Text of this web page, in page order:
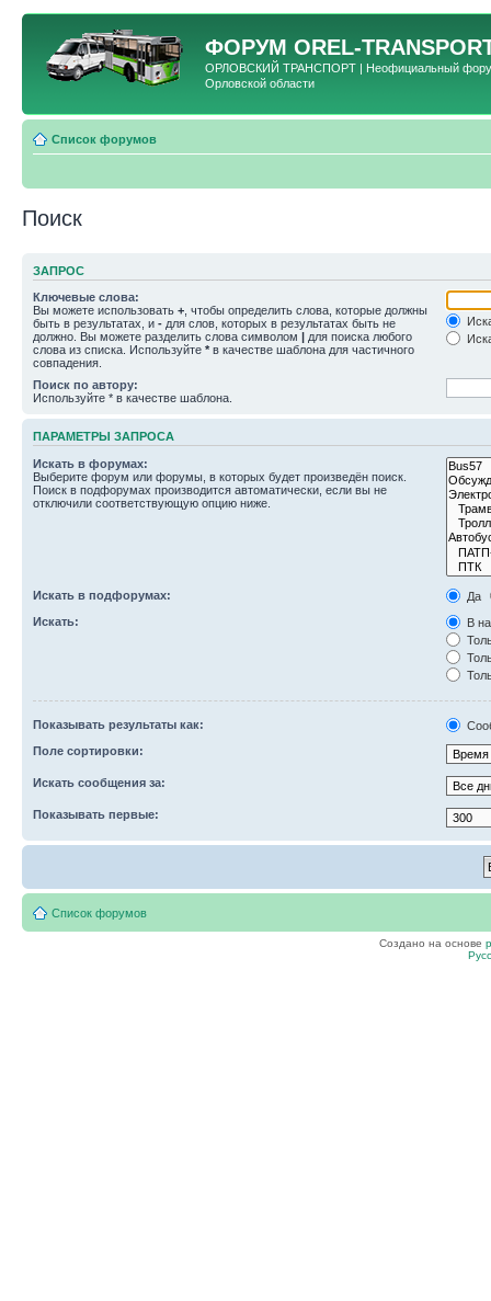
ФОРУМ OREL-
ОРЛОВСКИЙ ТРАНСПОРТ | Неофициальный форум
Орловской области
Список форумов
Поиск
ЗАПРОС
Ключевые слова:
Вы можете использовать + , чтобы определить слова, которые должны
быть в результатах, и - для слов, которых в результатах быть не
должно. Вы можете разделить слова символом | для поиска любого
слова из списка. Используйте * в качестве шаблона для частичного
совпадения.
Поиск по автору:
Используйте * в качестве шаблона.
ПАРАМЕТРЫ ЗАПРОСА
Искать в форумах:
Выберите форум или форумы, в которых будет произведён поиск.
Поиск в подфорумах производится автоматически, если вы не
отключили соответствующую опцию ниже.
Искать в подфорумах:
Да
Искать:
В
Показывать результаты как:
Поле сортировки:
Искать сообщения за:
Показывать первые:
Список форумов
Создано на основе